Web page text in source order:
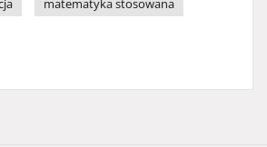
matematyka stosowana